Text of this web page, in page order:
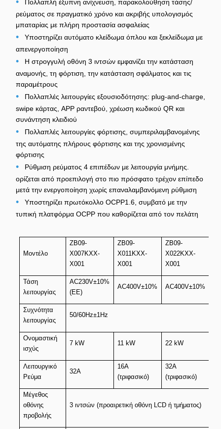
Πολλαπλή έξυπνη ανίχνευση, παρακολούθηση τάσης/
ρεύματος σε πραγματικό χρόνο και ακριβής υπολογισμός
μπαταρίας με πλήρη προστασία ασφαλείας
•
Υποστηρίζει αυτόματο κλείδωμα όπλου και ξεκλείδωμα με
απενεργοποίηση
•
Η στρογγυλή οθόνη 3 ιντσών εμφανίζει την κατάσταση
αναμονής, τη φόρτιση, την κατάσταση σφάλματος και τις
παραμέτρους
•
Πολλαπλές λειτουργίες εξουσιοδότησης: plug-and-charge,
swipe κάρτας, APP ραντεβού, χρέωση κωδικού QR και
συνάντηση κλειδιού
•
Πολλαπλές λειτουργίες φόρτισης, συμπεριλαμβανομένης
της αυτόματης πλήρους φόρτισης και της χρονισμένης
φόρτισης
•
Ρύθμιση ρεύματος 4 επιπέδων με λειτουργία μνήμης.
ορίζεται από προεπιλογή στο πιο πρόσφατο τρέχον επίπεδο
μετά την ενεργοποίηση χωρίς επαναλαμβανόμενη ρύθμιση
•
Υποστηρίζει πρωτόκολλο OCPP1.6, συμβατό με την
τυπική πλατφόρμα OCPP που καθορίζεται από τον πελάτη
Μοντέλο
ZB09-
X007KXX-
X001
ZB09-
X011KXX-
X001
ZB09-
X022KXX-
X001
Τάση
λειτουργίας
AC230V±10%
(ΕΕ)
AC400V±10% AC400V±10%
Συχνότητα
λειτουργίας
50/60Hz±1Hz
Ονομαστική
ισχύς
7 kW 11 kW 22 kW
Λειτουργικό
Ρεύμα
32Α
16A
(τριφασικό)
32A
(τριφασικό)
Μέγεθος
οθόνης
προβολής
3 ιντσών (προαιρετική οθόνη LCD ή τμήματος)